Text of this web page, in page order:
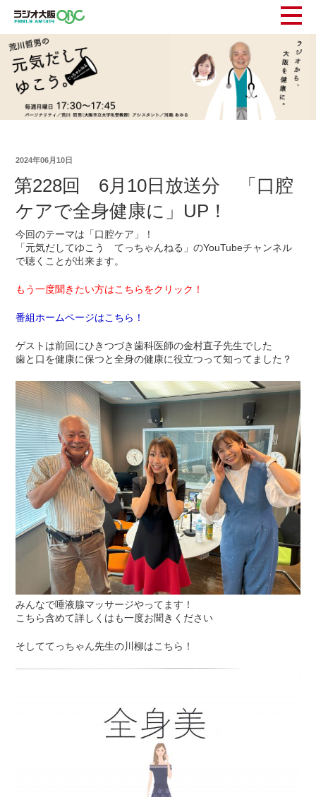
2024年06月10日
第228回 6月10日放送分 「口腔
ケアで全身健康に」UP！
今回のテーマは「口腔ケア」！
「元気だしてゆこう てっちゃんねる」のYouTubeチャンネル
で聴くことが出来ます。
もう一度聞きたい方はこちらをクリック！
番組ホームページはこちら！
ゲストは前回にひきつづき歯科医師の金村直子先生でした
歯と口を健康に保つと全身の健康に役立つって知ってました？
みんなで唾液腺マッサージやってます！
こちら含めて詳しくはも一度お聞きください
そしててっちゃん先生の川柳はこちら！